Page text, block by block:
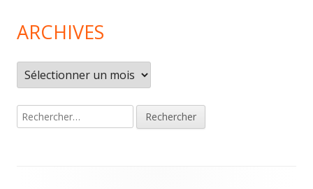
ARCHIVES
Archives
Rechercher :